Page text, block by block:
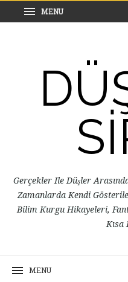
Gerçekler Ile Düşler
Zamanlarda Kendi
Bilim Kurgu Hikayeleri,